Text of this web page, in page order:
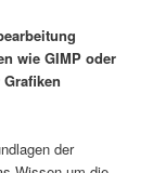
wie GIMP oder
der